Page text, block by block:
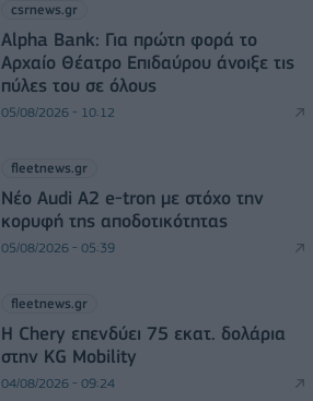
csrnews.gr
Alpha Bank: Για πρώτη φορά το
Αρχαίο Θέατρο Επιδαύρου άνοιξε τις
πύλες του σε όλους
05/08/2026 - 10:12
fleetnews.gr
Νέο Audi A2 e-tron με στόχο την
κορυφή της αποδοτικότητας
05/08/2026 - 05:39
fleetnews.gr
Η Chery επενδύει 75 εκατ. δολάρια
στην KG Mobility
04/08/2026 - 09:24